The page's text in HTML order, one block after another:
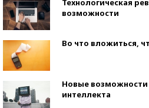
возможности
Во что вложиться,
Новые возможности
интеллекта